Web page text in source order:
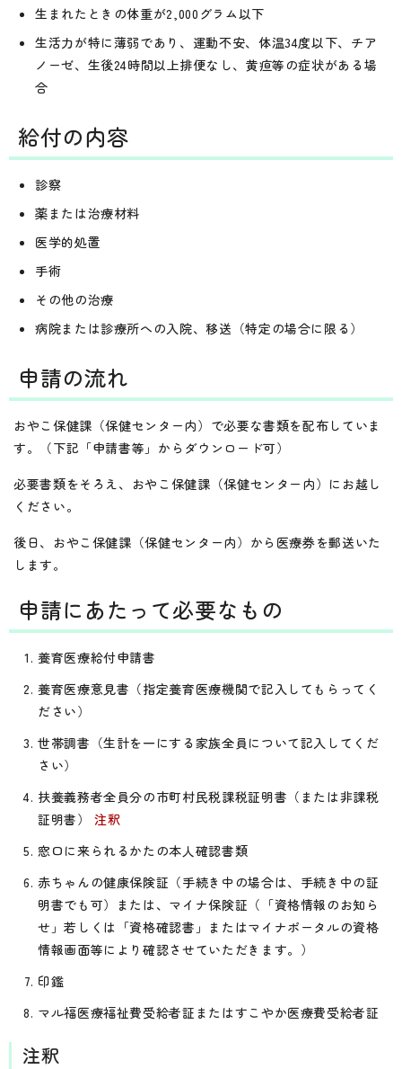
生まれたときの体重が2,000グラム以下
生活力が特に薄弱であり、運動不安、体温34度以下、チア
ノーゼ、生後24時間以上排便なし、黄疸等の症状がある場
合
給付の内容
診察
薬または治療材料
医学的処置
手術
その他の治療
病院または診療所への入院、移送（特定の場合に限る）
申請の流れ
おやこ保健課（保健センター内）で必要な書類を配布していま
す。（下記「申請書等」からダウンロード可）
必要書類をそろえ、おやこ保健課（保健センター内）にお越し
ください。
後日、おやこ保健課（保健センター内）から医療券を郵送いた
します。
申請にあたって必要なもの
養育医療給付申請書
養育医療意見書（指定養育医療機関で記入してもらってく
ださい）
世帯調書（生計を一にする家族全員について記入してくだ
さい）
扶養義務者全員分の市町村民税課税証明書（または非課税
証明書）注釈
窓口に来られるかたの本人確認書類
赤ちゃんの健康保険証（手続き中の場合は、手続き中の証
明書でも可）または、マイナ保険証（「資格情報のお知ら
せ」若しくは「資格確認書」またはマイナポータルの資格
情報画面等により確認させていただきます。）
印鑑
マル福医療福祉費受給者証またはすこやか医療費受給者証
注釈